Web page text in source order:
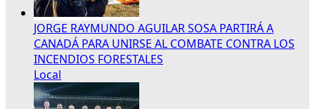
JORGE RAYMUNDO AGUILAR SOSA PARTIRÁ A
CANADÁ PARA UNIRSE AL COMBATE CONTRA LOS
INCENDIOS FORESTALES
Local